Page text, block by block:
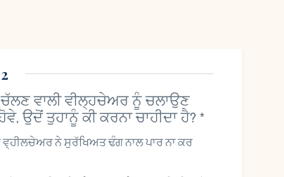
ਵਾਲੀ ਵੀਲ੍ਹਚੇਅਰ ਨੂੰ ਚਲਾਉਣ
ਉਦੋਂ ਤੁਹਾਨੂੰ ਕੀ ਕਰਨਾ ਚਾਹੀਦਾ ਹੈ?*
ਨੇ ਸੁਰੱਖਿਅਤ ਢੰਗ ਨਾਲ ਪਾਰ ਨਾ ਕਰ